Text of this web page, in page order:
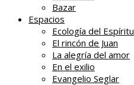
Bazar
Espacios
Ecología del Espíritu
El rincón de Juan
La alegría del amor
En el exilio
Evangelio Seglar